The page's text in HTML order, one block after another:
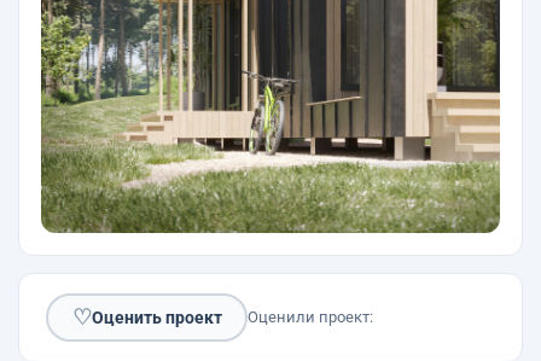
♡Оценить проект Оценили проект: